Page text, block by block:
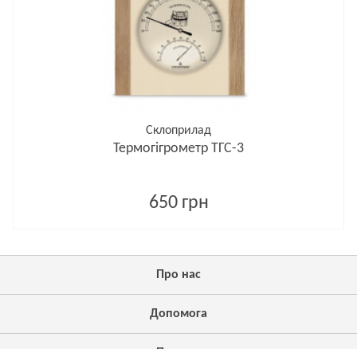
Склоприлад
Термогігрометр ТГС-3
650 грн
Про нас
Допомога